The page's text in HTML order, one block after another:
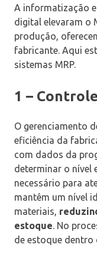
A informatização
digital elevaram o
produção,
fabricante. Aqui
sistemas MRP.
1 –
O gerenciamento
eficiência da
com dados da
determinar o nível
necessário para
mantêm um nível
materiais,
estoque. No
de estoque dentro